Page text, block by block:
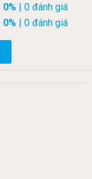
0% | 0 đánh giá
0% | 0 đánh giá